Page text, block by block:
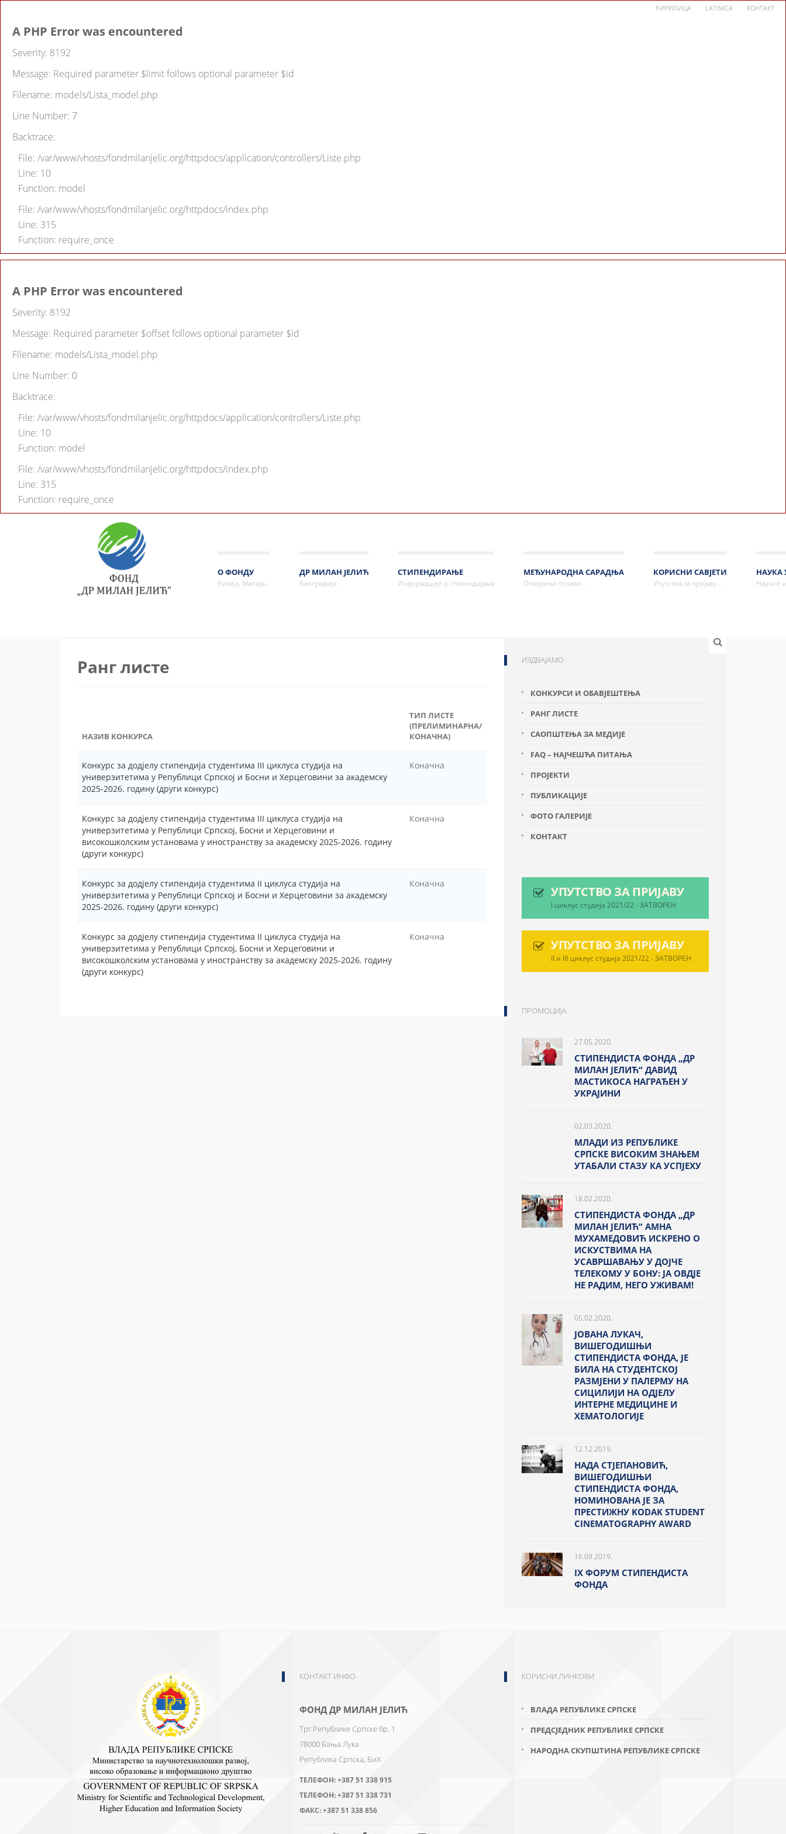
A PHP Error was encountered
Severity: 8192
Message: Required parameter $limit follows optional parameter $id
Filename: models/Lista_model.php
Line Number: 7
Backtrace:
File: /var/www/vhosts/fondmilanjelic.org/httpdocs/application/controllers/Liste.php
Line: 10
Function: model
File: /var/www/vhosts/fondmilanjelic.org/httpdocs/index.php
Line: 315
Function: require_once
A PHP Error was encountered
Severity: 8192
Message: Required parameter $offset follows optional parameter $id
Filename: models/Lista_model.php
Line Number: 0
Backtrace:
File: /var/www/vhosts/fondmilanjelic.org/httpdocs/application/controllers/Liste.php
Line: 10
Function: model
File: /var/www/vhosts/fondmilanjelic.org/httpdocs/index.php
Line: 315
Function: require_once
ЋИРИЛИЦА LATINICA КОНТАКТ
О ФОНДУ
Визија, Мисија...
ДР МИЛАН ЈЕЛИЋ
Биографија
СТИПЕНДИРАЊЕ
Информације о стипендијама
МЕЂУНАРОДНА САРАДЊА
Отворени позиви...
КОРИСНИ САВЈЕТИ
Упутства за пријаву...
НАУКА
Научне
Ранг листе
НАЗИВ КОНКУРСА
ТИП ЛИСТЕ
(ПРЕЛИМИНАРНА/
КОНАЧНА)
Конкурс за додјелу стипендија студентима III циклуса студија на
универзитетима у Републици Српској и Босни и Херцеговини за академску
2025-2026. годину (други конкурс)
Коначна
Конкурс за додјелу стипендија студентима III циклуса студија на
универзитетима у Републици Српској, Босни и Херцеговини и
високошколским установама у иностранству за академску 2025-2026. годину
(други конкурс)
Коначна
Конкурс за додјелу стипендија студентима II циклуса студија на
универзитетима у Републици Српској и Босни и Херцеговини за академску
2025-2026. годину (други конкурс)
Коначна
Конкурс за додјелу стипендија студентима II циклуса студија на
универзитетима у Републици Српској, Босни и Херцеговини и
високошколским установама у иностранству за академску 2025-2026. годину
(други конкурс)
Коначна
ИЗДВАЈАМО
КОНКУРСИ И ОБАВЈЕШТЕЊА
РАНГ ЛИСТЕ
САОПШТЕЊА ЗА МЕДИЈЕ
FAQ – НАЈЧЕШЋА ПИТАЊА
ПРОЈЕКТИ
ПУБЛИКАЦИЈЕ
ФОТО ГАЛЕРИЈЕ
КОНТАКТ
УПУТСТВО ЗА ПРИЈАВУ
I циклус студија 2021/22 - ЗАТВОРЕН
УПУТСТВО ЗА ПРИЈАВУ
II и III циклус студија 2021/22 - ЗАТВОРЕН
ПРОМОЦИЈА
27.05.2020.
СТИПЕНДИСТА ФОНДА „ДР
МИЛАН ЈЕЛИЋ“ ДАВИД
МАСТИКОСА НАГРАЂЕН У
УКРАЈИНИ
02.03.2020.
МЛАДИ ИЗ РЕПУБЛИКЕ
СРПСКЕ ВИСОКИМ ЗНАЊЕМ
УТАБАЛИ СТАЗУ КА УСПЈЕХУ
18.02.2020.
СТИПЕНДИСТА ФОНДА „ДР
МИЛАН ЈЕЛИЋ“ АМНА
МУХАМЕДОВИЋ ИСКРЕНО О
ИСКУСТВИМА НА
УСАВРШАВАЊУ У ДОЈЧЕ
ТЕЛЕКОМУ У БОНУ: ЈА ОВДЈЕ
НЕ РАДИМ, НЕГО УЖИВАМ!
05.02.2020.
ЈОВАНА ЛУКАЧ,
ВИШЕГОДИШЊИ
СТИПЕНДИСТА ФОНДА, ЈЕ
БИЛА НА СТУДЕНТСКОЈ
РАЗМЈЕНИ У ПАЛЕРМУ НА
СИЦИЛИЈИ НА ОДЈЕЛУ
ИНТЕРНЕ МЕДИЦИНЕ И
ХЕМАТОЛОГИЈЕ
12.12.2019.
НАДА СТЈЕПАНОВИЋ,
ВИШЕГОДИШЊИ
СТИПЕНДИСТА ФОНДА,
НОМИНОВАНА ЈЕ ЗА
ПРЕСТИЖНУ KODAK STUDENT
CINEMATOGRAPHY AWARD
16.09.2019.
IX ФОРУМ СТИПЕНДИСТА
ФОНДА
КОНТАКТ ИНФО
ФОНД ДР МИЛАН ЈЕЛИЋ
Трг Републике Српске бр. 1
78000 Бања Лука
Република Српска, БиХ
ТЕЛЕФОН:+387 51 338 915
ТЕЛЕФОН:+387 51 338 731
ФАКС:+387 51 338 856
КОРИСНИ ЛИНКОВИ
ВЛАДА РЕПУБЛИКЕ СРПСКЕ
ПРЕДСЈЕДНИК РЕПУБЛИКЕ СРПСКЕ
НАРОДНА СКУПШТИНА РЕПУБЛИКЕ СРПСКЕ